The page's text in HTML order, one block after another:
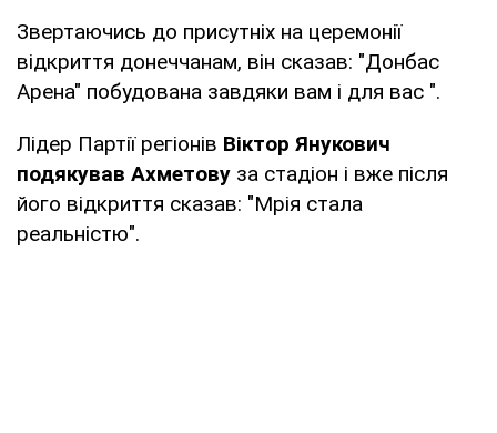
Звертаючись до присутніх на церемонії
відкриття донеччанам, він сказав: "Донбас
Арена" побудована завдяки вам і для вас ".
Лідер Партії регіонів Віктор Янукович
подякував Ахметову за стадіон і вже після
його відкриття сказав: "Мрія стала
реальністю".